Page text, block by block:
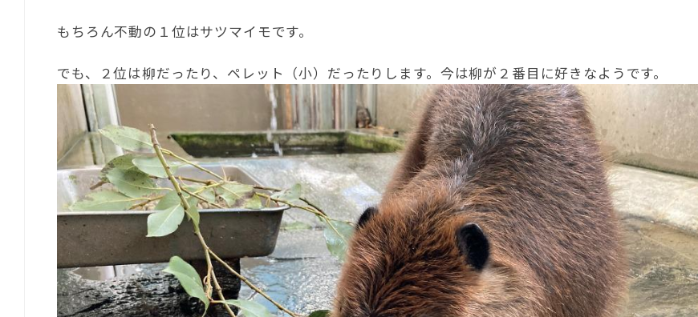
もちろん不動の１位はサツマイモです。
でも、２位は柳だったり、ペレット（小）だったりします。今は柳が２番目に好きなようです。